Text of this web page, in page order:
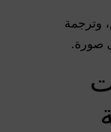
وترجمة
صورة.